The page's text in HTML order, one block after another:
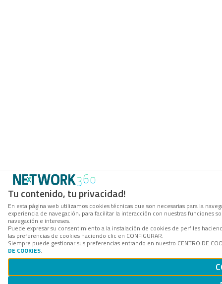
Tu contenido, tu privacidad!
En esta página web utilizamos cookies técnicas que son necesarias para la
experiencia de navegación, para facilitar la interacción con nuestras funciones
navegación e intereses.
Puede expresar su consentimiento a la instalación de cookies de perfiles
las preferencias de cookies haciendo clic en CONFIGURAR.
Siempre puede gestionar sus preferencias entrando en nuestro CENTRO DE
DE COOKIES.